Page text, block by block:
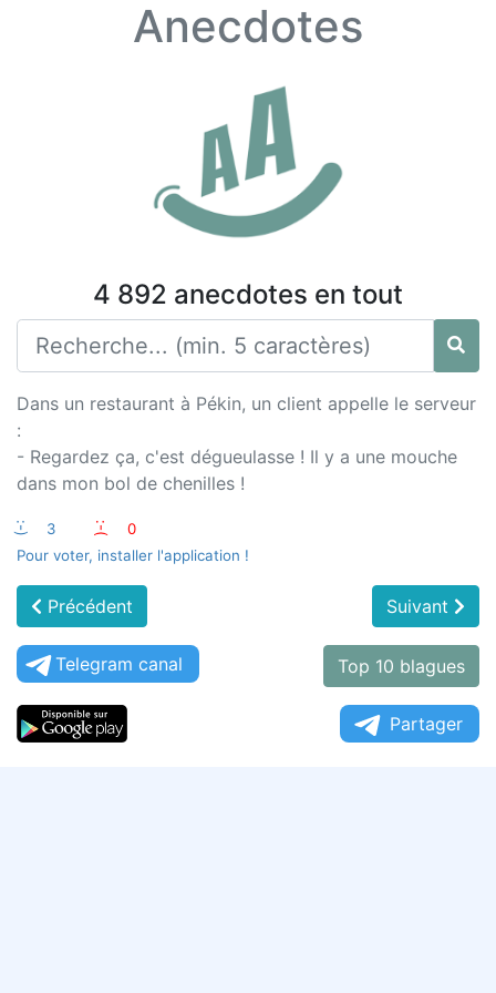
Anecdotes
4 892 anecdotes en tout
Dans un restaurant à Pékin, un client appelle le serveur
:
- Regardez ça, c'est dégueulasse ! Il y a une mouche
dans mon bol de chenilles !
:-) 3 :-(
0
Pour voter, installer l'application !
Précédent Suivant
Telegram canal Top 10 blagues
Partager